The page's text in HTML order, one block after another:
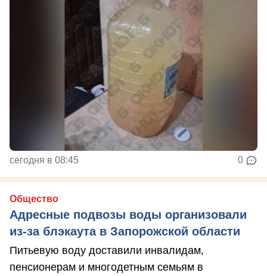
сегодня в 08:45 0
Общество
Адресные подвозы воды организовали
из-за блэкаута в Запорожской области
Питьевую воду доставили инвалидам,
пенсионерам и многодетным семьям в